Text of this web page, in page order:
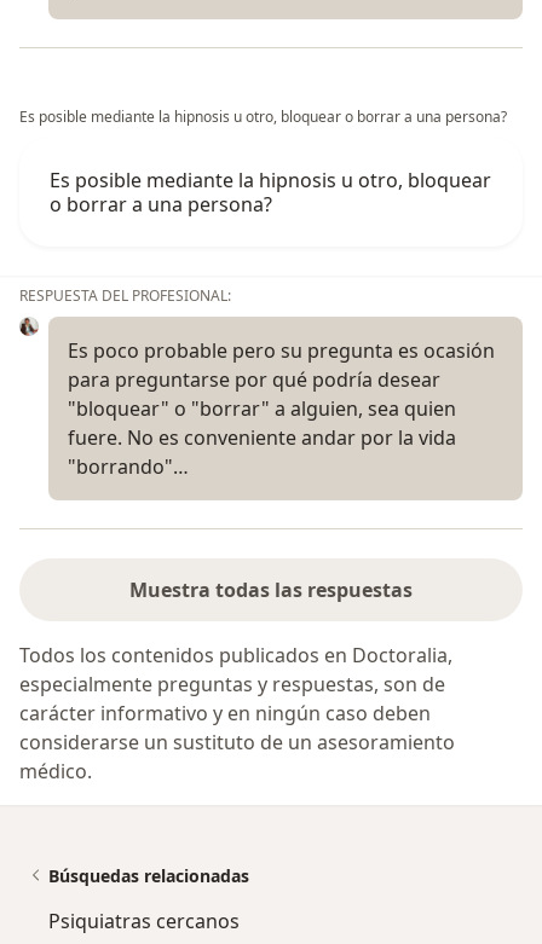
Es posible mediante la hipnosis u otro, bloquear o borrar a una persona?
Es posible mediante la hipnosis u otro, bloquear
o borrar a una persona?
RESPUESTA DEL PROFESIONAL:
Es poco probable pero su pregunta es ocasión
para preguntarse por qué podría desear
"bloquear" o "borrar" a alguien, sea quien
fuere. No es conveniente andar por la vida
"borrando"…
Muestra todas las respuestas
Todos los contenidos publicados en Doctoralia,
especialmente preguntas y respuestas, son de
carácter informativo y en ningún caso deben
considerarse un sustituto de un asesoramiento
médico.
Búsquedas relacionadas
Psiquiatras cercanos